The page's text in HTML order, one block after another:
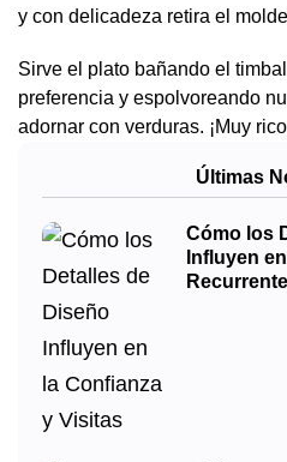
y con delicadeza retira el
Sirve el plato bañando el
preferencia y espolvoreando
adornar con verduras. ¡Muy
Últimas
Cómo los
Influyen